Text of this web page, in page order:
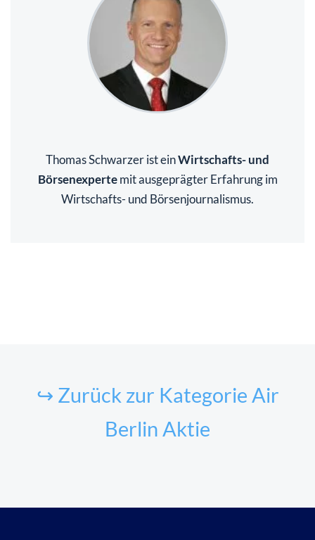
Thomas Schwarzer ist einWirtschafts- und
Börsenexpertemit ausgeprägter Erfahrung im
Wirtschafts- und Börsenjournalismus.
↪ Zurück zur Kategorie Air
Berlin Aktie